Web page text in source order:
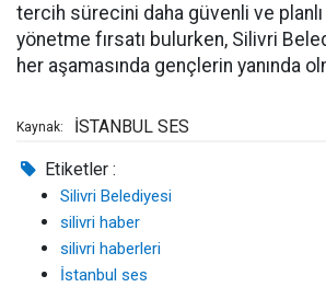
tercih sürecini daha güvenli ve
yönetme fırsatı bulurken, Silivri
her aşamasında gençlerin yanında
Kaynak: İSTANBUL SES
Etiketler :
Silivri Belediyesi
silivri haber
silivri haberleri
İstanbul ses